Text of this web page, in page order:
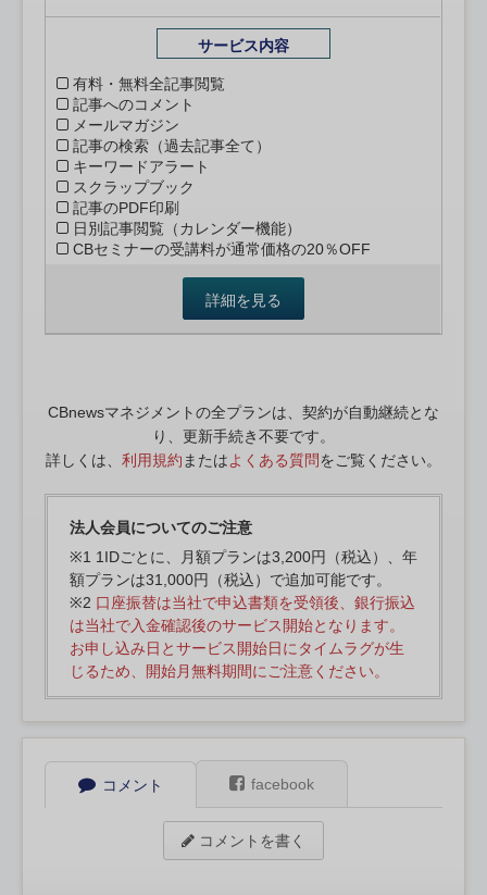
サービス内容
有料・無料全記事閲覧
記事へのコメント
メールマガジン
記事の検索（過去記事全て）
キーワードアラート
スクラップブック
記事のPDF印刷
日別記事閲覧（カレンダー機能）
CBセミナーの受講料が通常価格の20％OFF
詳細を見る
CBnewsマネジメントの全プランは、契約が自動継続とな
り、更新手続き不要です。
詳しくは、 利用規約 またはよくある質問をご覧ください。
法人会員についてのご注意
※1 1IDごとに、月額プランは3,200円（税込）、年
額プランは31,000円（税込）で追加可能です。
※2 口座振替は当社で申込書類を受領後、銀行振込
は当社で入金確認後のサービス開始となります。
お申し込み日とサービス開始日にタイムラグが生
じるため、開始月無料期間にご注意ください。
コメント facebook
コメントを書く